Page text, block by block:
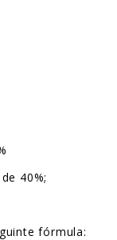
40%;
fórmula: